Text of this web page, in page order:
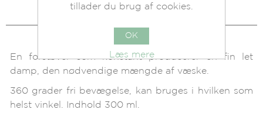
En forstøver som konstant producerer en fin let
damp, den nødvendige mængde af væske.
360 grader fri bevægelse, kan bruges i hvilken som
helst vinkel. Indhold 300 ml.
tillader du brug af cookies.
OK
Læs mere